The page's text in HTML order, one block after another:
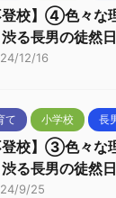
登校】④色々な
る長男の徒然
12/16
て 小学校 長
登校】③色々な
る長男の徒然
9/25